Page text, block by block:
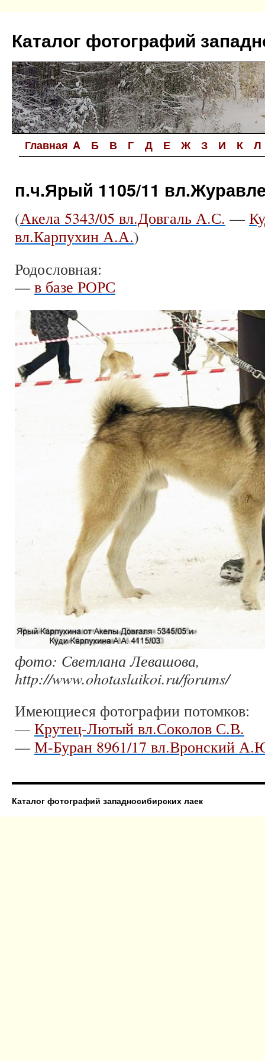
содержимому
Каталог фотографий
Главная A Б В Г Д Е Ж З И К Л
п.ч.Ярый 1105/11
(Акела 5343/05 вл.Довгаль А.С. —
вл.Карпухин А.А.)
Родословная:
— в базе РОРС
фото: Светлана Левашова,
http://www.ohotaslaikoi.ru/forums/
Имеющиеся фотографии потомков:
— Крутец-Лютый вл.Соколов С.В.
— М-Буран 8961/17 вл.Вронский
Каталог фотографий западносибирских лаек